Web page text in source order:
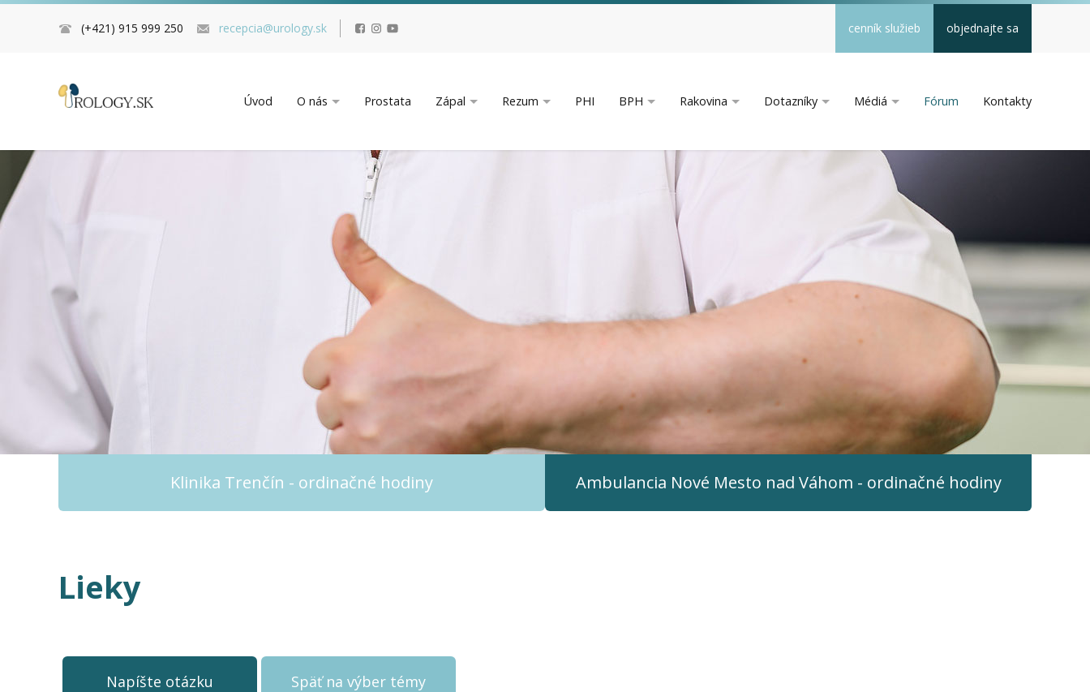
(+421) 915 999 250 recepcia@urology.sk cenník služieb objednajte sa
Úvod O nás Prostata Zápal Rezum PHI BPH Rakovina Dotazníky Médiá Fórum Kontakty
Klinika Trenčín - ordinačné hodiny Ambulancia Nové Mesto nad Váhom - ordinačné hodiny
Lieky
Napíšte otázku Späť na výber témy